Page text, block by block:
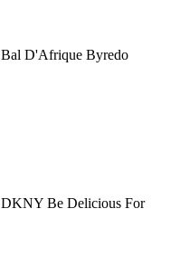
Bal D'Afrique Byredo
DKNY Be Delicious For